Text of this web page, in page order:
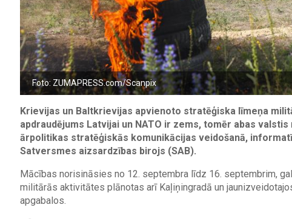
Foto: ZUMAPRESS.com/Scanpix
Krievijas un Baltkrievijas apvienoto stratēģiska līmeņa
apdraudējums Latvijai un NATO ir zems, tomēr abas
ārpolitikas stratēģiskās komunikācijas veidošanā,
Satversmes aizsardzības birojs (SAB).
Mācības norisināsies no 12. septembra līdz 16. septembrim,
militārās aktivitātes plānotas arī Kaļiņingradā un
apgabalos.